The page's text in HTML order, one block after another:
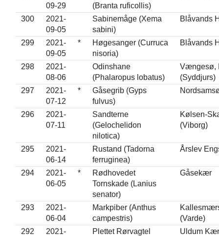
09-29
(Branta ruficollis)
300
2021-
09-05
Sabinemåge (Xema
sabini)
Blåvands
299
2021-
09-05
*
Høgesanger (Curruca
nisoria)
Blåvands
298
2021-
08-06
Odinshane
(Phalaropus lobatus)
Vængesø,
(Syddjurs)
297
2021-
07-12
*
Gåsegrib (Gyps
fulvus)
296
2021-
07-11
Sandterne
(Gelochelidon
nilotica)
Kølsen-
(Viborg)
295
2021-
06-14
Rustand (Tadorna
ferruginea)
Årslev
294
2021-
06-05
*
Rødhovedet
Tornskade (Lanius
senator)
Gåsekær
293
2021-
06-04
Markpiber (Anthus
campestris)
(Varde)
292
2021-
Plettet Rørvagtel
Uldum Kær